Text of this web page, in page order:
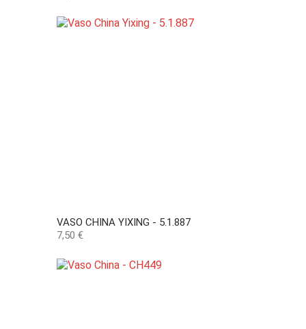
VASO CHINA YIXING - 5.1.887
Preço
7,50 €